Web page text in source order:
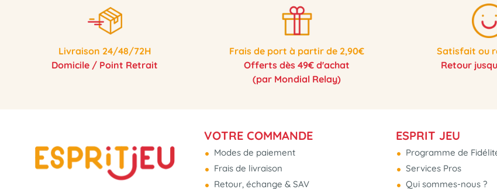
Livraison 24/48/72H
Domicile / Point Retrait
Frais de port à partir de 2,90€
Offerts dès 49€ d'achat
(par Mondial Relay)
Satisfait ou
Retour
VOTRE COMMANDE
Modes de paiement
Frais de livraison
Retour, échange & SAV
ESPRIT JEU
Programme de
Services Pros
Qui sommes-nous ?